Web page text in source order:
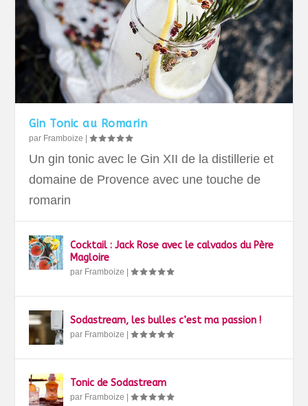
Gin Tonic au Romarin
par Framboize |
Un gin tonic avec le Gin XII de la distillerie et
domaine de Provence avec une touche de
romarin
Cocktail : Jack Rose avec le calvados du Père
Magloire
par Framboize |
Sodastream, les bulles c’est ma passion !
par Framboize |
Tonic de Sodastream
par Framboize |